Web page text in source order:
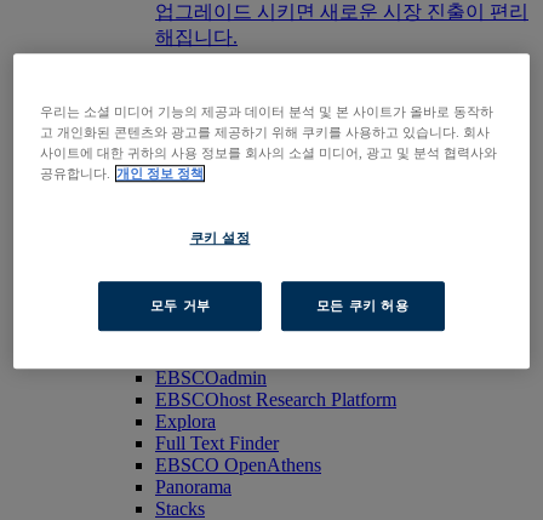
업그레이드 시키면 새로운 시장 진출이 편리
해집니다.
Researchers & Students
지 확인하려면, 우리 도서관 찾기 기능을 활
용해보세요.
EBSCOhost 바로가기
제품 살펴보기
BiblioGraph
EBSCO Discovery Service
EBSCO FOLIO
EBSCOadmin
EBSCOhost Research Platform
Explora
Full Text Finder
EBSCO OpenAthens
Panorama
Stacks
우리는 소셜 미디어 기능의 제공과 데이터 분석 및 본 사이트가 올바로 동작하
고 개인화된 콘텐츠와 광고를 제공하기 위해 쿠키를 사용하고 있습니다. 회사
사이트에 대한 귀하의 사용 정보를 회사의 소셜 미디어, 광고 및 분석 협력사와
공유합니다.
개인 정보 정책
쿠키 설정
모두 거부 모든 쿠키 허용